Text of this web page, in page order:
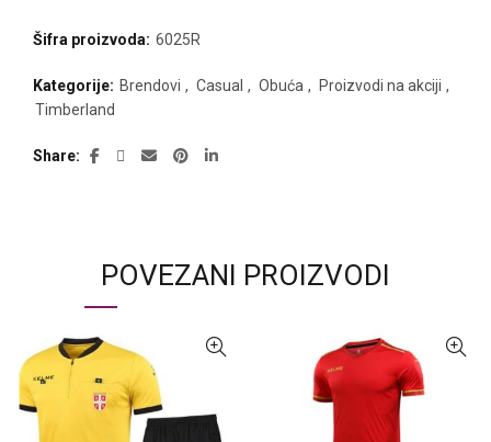
Šifra proizvoda: 6025R
Kategorije: Brendovi , Casual , Obuća , Proizvodi na akciji ,
Timberland
Share
POVEZANI PROIZVODI